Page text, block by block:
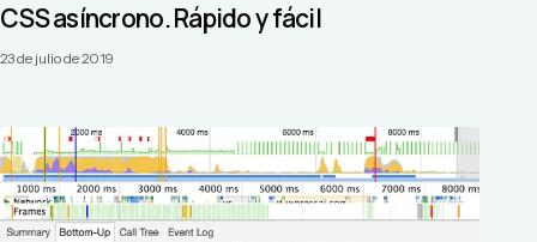
CSS asíncrono. Rápido y fácil
23 de julio de 2019